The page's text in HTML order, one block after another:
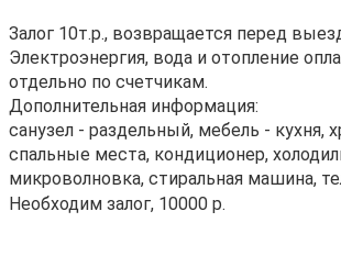
Залог 10т.р., возвращается перед
Электроэнергия, вода и отопление
отдельно по счетчикам.
Дополнительная информация:
санузел - раздельный, мебель - кухня,
спальные места, кондиционер,
микроволновка, стиральная машина,
Необходим залог, 10000 р.